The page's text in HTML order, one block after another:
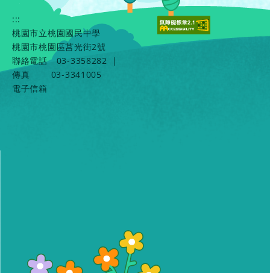
:::
桃園市立桃園國民中學
桃園市桃園區莒光街2號
聯絡電話
03-3358282
|
傳真
03-3341005
電子信箱